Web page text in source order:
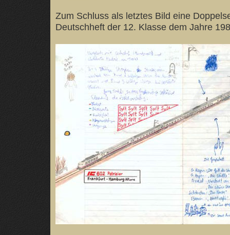
Zum Schluss als letztes Bild eine
Deutschheft der 12. Klasse dem Jahre